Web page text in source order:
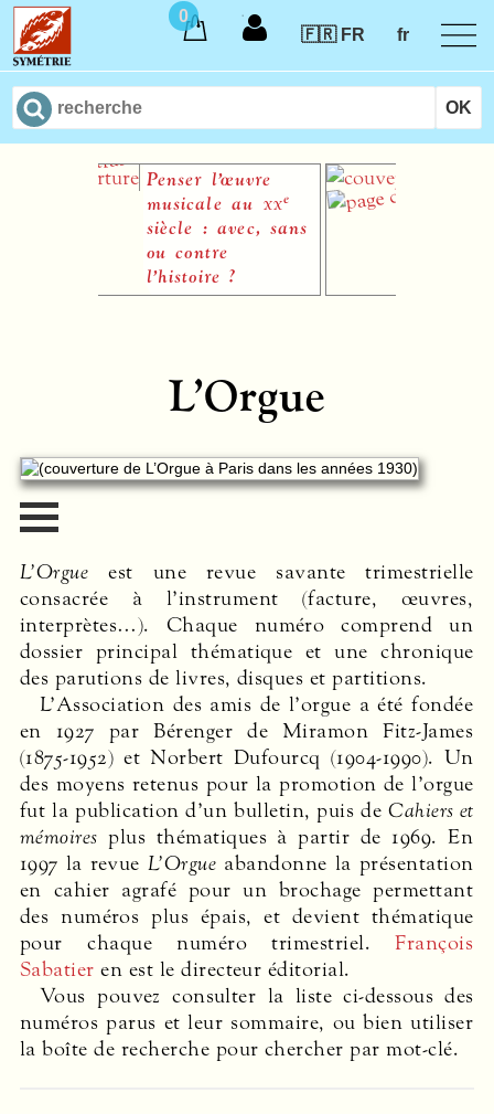
0
🇫🇷 FR
fr
Penser l’œuvre
musicale auxx e
siècle : avec, sans
ou contre
l’histoire ?
Martin Kaltenecker
Pater
L’Orgue
L’Orgue est une revue savante trimestrielle
consacrée à l’instrument (facture, œuvres,
interprètes…). Chaque numéro comprend un
dossier principal thématique et une chronique
des parutions de livres, disques et partitions.
L’Association des amis de l’orgue a été fondée
en 1927 par Bérenger de Miramon Fitz-James
(1875-1952) et Norbert Dufourcq (1904-1990). Un
des moyens retenus pour la promotion de l’orgue
fut la publication d’un bulletin, puis deCahiers et
mémoires plus thématiques à partir de 1969. En
1997 la revue L’Orgue abandonne la présentation
en cahier agrafé pour un brochage permettant
des numéros plus épais, et devient thématique
pour chaque numéro trimestriel.François
Sabatier en est le directeur éditorial.
Vous pouvez consulter la liste ci-dessous des
numéros parus et leur sommaire, ou bien utiliser
la boîte de recherche pour chercher par mot-clé.